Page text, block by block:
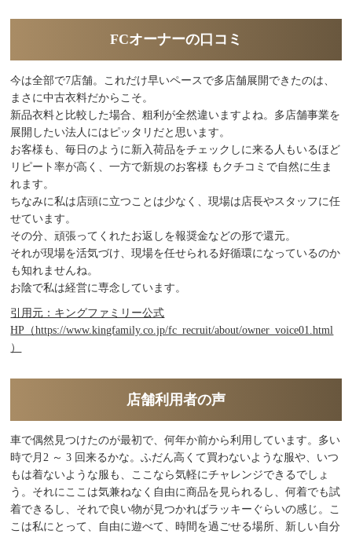
FCオーナーの口コミ
今は全部で7店舗。これだけ早いペースで多店舗展開できたのは、
まさに中古衣料だからこそ。
新品衣料と比較した場合、粗利が全然違いますよね。多店舗事業を
展開したい法人にはピッタリだと思います。
お客様も、毎日のように新入荷品をチェックしに来る人もいるほど
リピート率が高く、一方で新規のお客様 もクチコミで自然に生ま
れます。
ちなみに私は店頭に立つことは少なく、現場は店長やスタッフに任
せています。
その分、頑張ってくれたお返しを報奨金などの形で還元。
それが現場を活気づけ、現場を任せられる好循環になっているのか
も知れませんね。
お陰で私は経営に専念しています。
引用元：キングファミリー公式
HP（https://www.kingfamily.co.jp/fc_recruit/about/owner_voice01.html
）
店舗利用者の声
車で偶然見つけたのが最初で、何年か前から利用しています。多い
時で月2 ～ 3 回来るかな。ふだん高くて買わないような服や、いつ
もは着ないような服も、ここなら気軽にチャレンジできるでしょ
う。それにここは気兼ねなく自由に商品を見られるし、何着でも試
着できるし、それで良い物が見つかればラッキーぐらいの感じ。こ
こは私にとって、自由に遊べて、時間を過ごせる場所、新しい自分